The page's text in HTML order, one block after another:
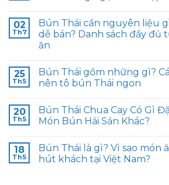
02
Th7
Bún Thái cần nguyên liệu
dễ bán? Danh sách đầy đủ
ăn
25
Th5
Bún Thái gồm những gì?
nên tô bún Thái ngon
20
Th5
Bún Thái Chua Cay Có Gì
Món Bún Hải Sản Khác?
18
Th5
Bún Thái là gì? Vì sao món
hút khách tại Việt Nam?